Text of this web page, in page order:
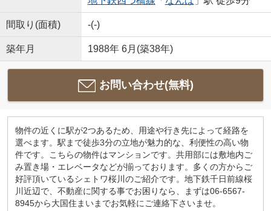
間取り(面積) -(-)
築年月 1988年 6月(築38年)
お問い合わせ(無料)
物件の近くに駅が2つあるため、用途や行き先によって経路を
選べます。駅まで徒歩3分の立地が魅力的な、利便性の高い物
件です。こちらの物件はマンションです。共用部には敷地内ご
み置き場・エレベータなどが揃っております。多くの方からご
好評頂いているシェトワ桜川のご紹介です。地下鉄千日前線桜
川近辺で、不動産に関する事でお困りなら、まずは06-6567-
8945から大国住まいまでお気軽にご連絡下さいませ。